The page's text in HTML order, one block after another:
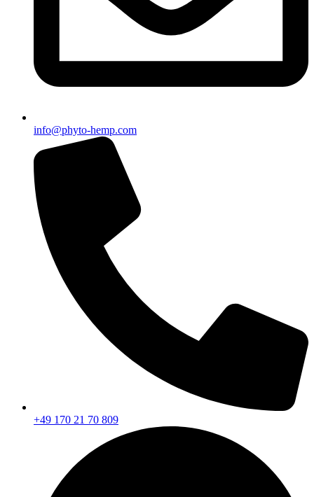
info@phyto-hemp.com
+49 170 21 70 809